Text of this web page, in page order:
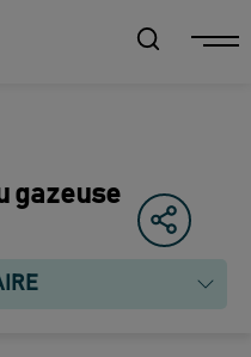
gazeuse